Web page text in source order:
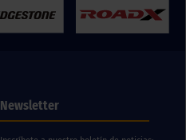
Newsletter